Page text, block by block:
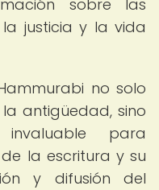
sobre las
justicia y la vida
no solo
antigüedad, sino
para
la escritura y su
y difusión del